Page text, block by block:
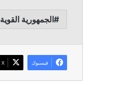
الجمهورية القوية
فيسبوك ‫X